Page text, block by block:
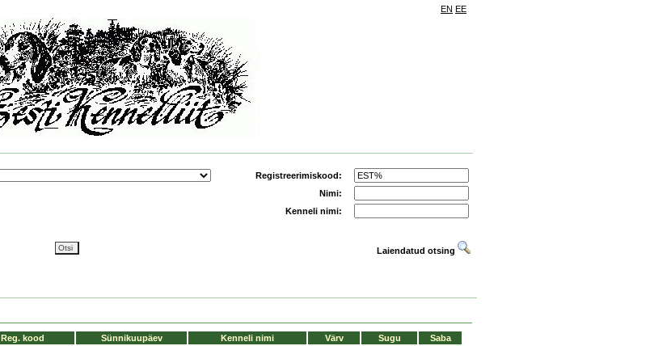
EN EE
Registreerimiskood:
Nimi:
Kenneli nimi:
Laiendatud otsing
Reg. kood Sünnikuupäev Kenneli nimi Värv Sugu
Saba